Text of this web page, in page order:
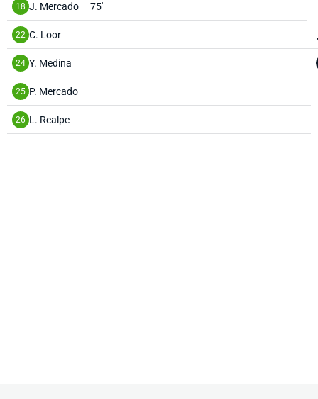
18 J. Mercado 75'
22 C. Loor
24 Y. Medina
25 P. Mercado
26 L. Realpe